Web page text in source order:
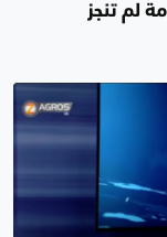
لم تنجز